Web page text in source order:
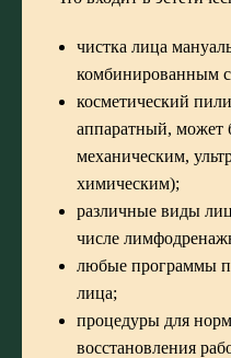
чистка лица
комбинированным
косметический
аппаратный, может
механическим,
химическим);
различные виды
числе
любые программы
лица;
процедуры для
восстановления